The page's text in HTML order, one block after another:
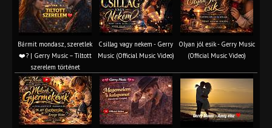
Bármit mondasz, szeretlek
❤️‍? | Gerry Music – Tiltott
szerelem történet
Csillag vagy nekem - Gerry
Music (Official Music Video)
Olyan jól esik - Gerry Music
(Official Music Video)